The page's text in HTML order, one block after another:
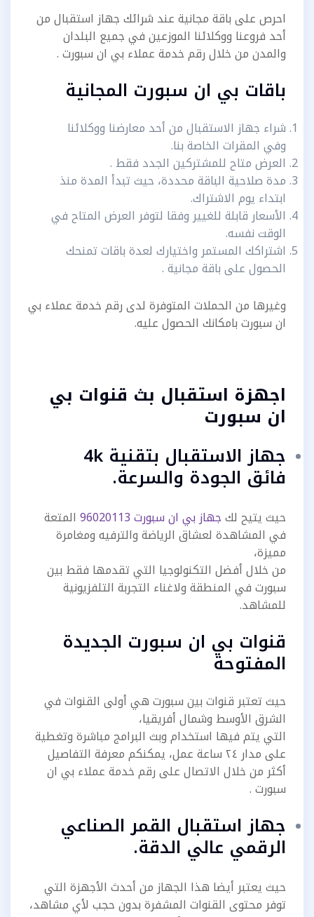
احرص على باقة مجانية عند شرائك جهاز استقبال من
أحد فروعنا ووكلائنا الموزعين في جميع البلدان
والمدن من خلال رقم خدمة عملاء بي ان سبورت .
باقات بي ان سبورت المجانية
شراء جهاز الاستقبال من أحد معارضنا ووكلائنا
وفي المقرات الخاصة بنا.
العرض متاح للمشتركين الجدد فقط .
مدة صلاحية الباقة محددة، حيث تبدأ المدة منذ
ابتداء يوم الاشتراك.
الأسعار قابلة للغيير وفقا لتوفر العرض المتاح في
الوقت نفسه.
اشتراكك المستمر واختيارك لعدة باقات تمنحك
الحصول على باقة مجانية .
وغيرها من الحملات المتوفرة لدى رقم خدمة عملاء بي
ان سبورت بامكانك الحصول عليه.
اجهزة استقبال بث قنوات بي
ان سبورت
جهاز الاستقبال بتقنية 4k
فائق الجودة والسرعة.
حيث يتيح لكجهاز بي ان سبورت 96020113
المتعة
في المشاهدة لعشاق الرياضة والترفيه ومغامرة
مميزة،
من خلال أفضل التكنولوجيا التي تقدمها فقط بين
سبورت في المنطقة ولاغناء التجربة التلفزيونية
للمشاهد.
قنوات بي ان سبورت الجديدة
المفتوحة
حيث تعتبر قنوات بين سبورت هي أولى القنوات في
الشرق الأوسط وشمال أفريقيا،
التي يتم فيها استخدام وبث البرامج مباشرة وتغطية
على مدار ٢٤ ساعة عمل، يمكنكم معرفة التفاصيل
أكثر من خلال الاتصال على رقم خدمة عملاء بي ان
سبورت .
جهاز استقبال القمر الصناعي
الرقمي عالي الدقة.
حيث يعتبر أيضا هذا الجهاز من أحدث الأجهزة التي
توفر محتوى القنوات المشفرة بدون حجب لأي مشاهد،